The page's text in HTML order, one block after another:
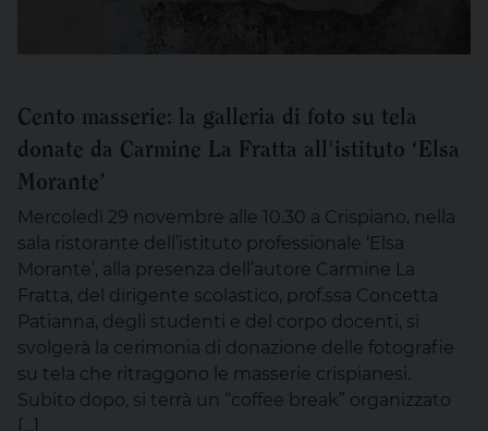
Cento masserie: la galleria di foto su tela
donate da Carmine La Fratta all'istituto ‘Elsa
Morante’
Mercoledì 29 novembre alle 10.30 a Crispiano, nella
sala ristorante dell’istituto professionale ‘Elsa
Morante’, alla presenza dell’autore Carmine La
Fratta, del dirigente scolastico, prof.ssa Concetta
Patianna, degli studenti e del corpo docenti, si
svolgerà la cerimonia di donazione delle fotografie
su tela che ritraggono le masserie crispianesi.
Subito dopo, si terrà un “coffee break” organizzato
[…]